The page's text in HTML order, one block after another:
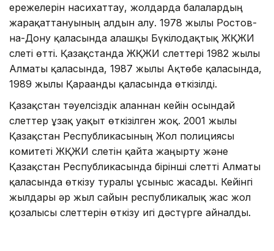
ережелерін насихаттау, жолдарда балалардың
жарақаттануының алдын алу. 1978 жылы Ростов-
на-Дону қаласында алғашқы Бүкілодақтық ЖҚЖИ
слеті өтті. Қазақстанда ЖҚЖИ слеттері 1982 жылы
Алматы қаласында, 1987 жылы Ақтөбе қаласында,
1989 жылы Қарағанды қаласында өткізілді.
Қазақстан тәуелсіздік алғаннан кейін осындай
слеттер ұзақ уақыт өткізілген жоқ. 2001 жылы
Қазақстан Республикасының Жол полициясы
комитеті ЖҚЖИ слетін қайта жаңғырту және
Қазақстан Республикасында бірінші слетті Алматы
қаласында өткізу туралы ұсыныс жасады. Кейінгі
жылдары әр жыл сайын республикалық жас жол
қозғалысы слеттерін өткізу игі дәстүрге айналды.